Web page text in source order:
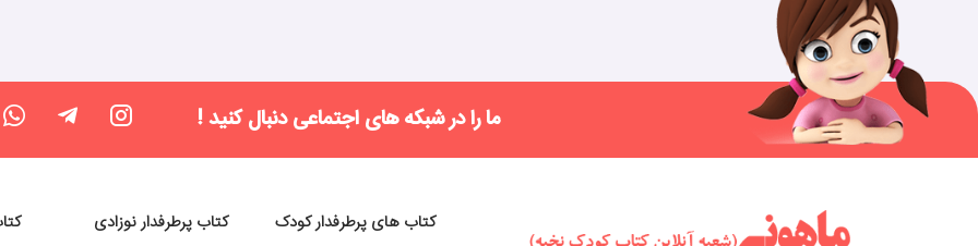
ما را در شبکه های اجتماعی دنبال کنید !
کتاب های پرطرفدار کودک کتاب پرطرفدار نوزادی